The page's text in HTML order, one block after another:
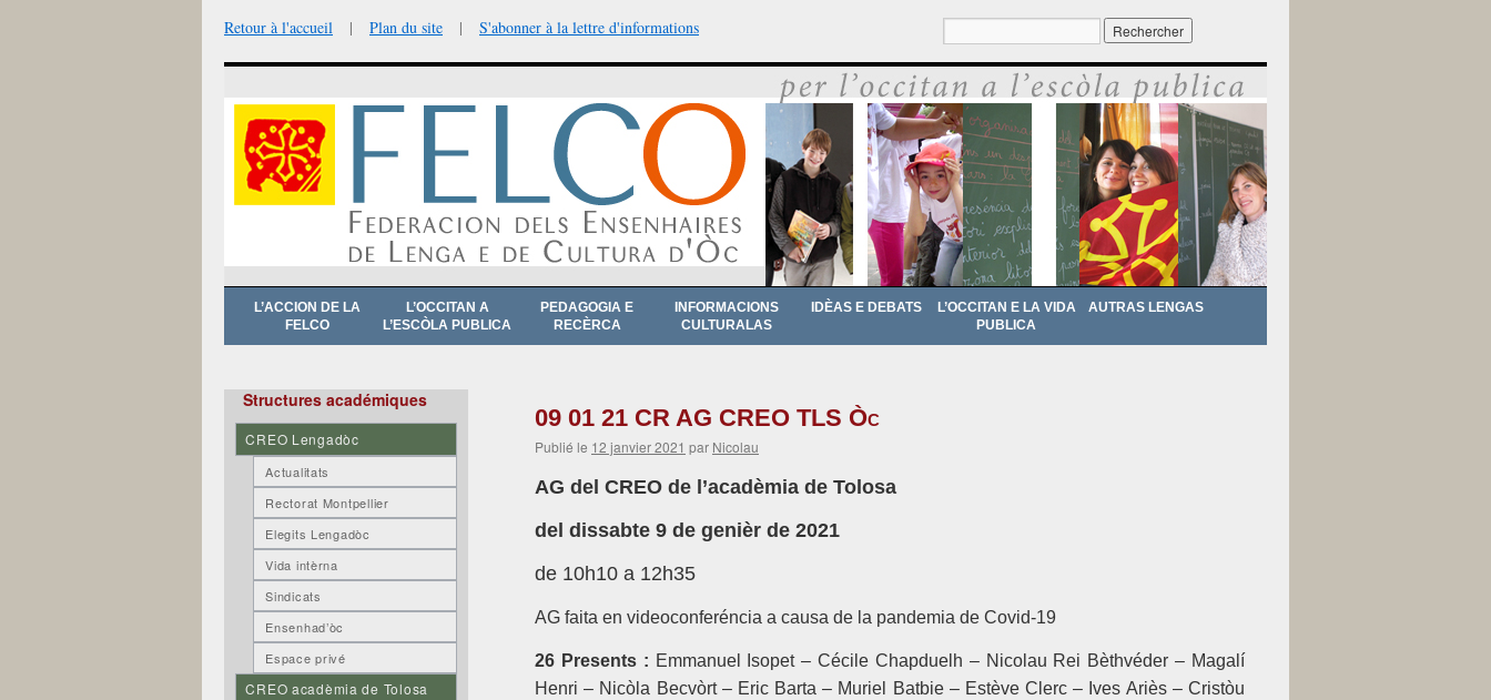
Retour à l'accueil | Plan du site | S'abonner à la lettre d'informations
contenu
L’ACCION DE LA
FELCO
L’OCCITAN A
L’ESCÒLA PUBLICA
PEDAGOGIA E
RECÈRCA
INFORMACIONS
CULTURALAS
IDÈAS E DEBATS
L’OCCITAN E LA VIDA
PUBLICA
AUTRAS LENGAS
09 01 21 CR AG CREO TLS Òc
Publié le 12 janvier 2021 par Nicolau
AG del CREO de l’acadèmia de Tolosa
del dissabte 9 de genièr de 2021
de 10h10 a 12h35
AG faita en videoconferéncia a causa de la pandemia de Covid-19
26 Presents : Emmanuel Isopet – Cécile Chapduelh – Nicolau Rei Bèthvéder – Magalí
Henri – Nicòla Becvòrt – Eric Barta – Muriel Batbie – Estève Clerc – Ives Ariès – Cristòu
Structures académiques
CREO Lengadòc
Actualitats
Rectorat Montpellier
Elegits Lengadòc
Vida intèrna
Sindicats
Ensenhad’òc
Espace privé
CREO acadèmia de Tolosa